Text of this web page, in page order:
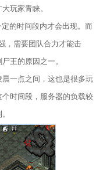
玩家青睐。
的时间段内才会出现。而
，需要团队合力才能击
王的原因之一。
一点之间，这也是很多玩
时间段，服务器的负载较